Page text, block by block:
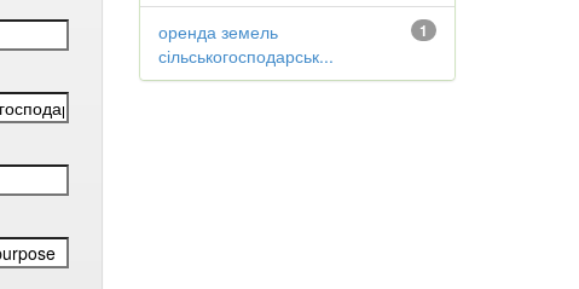
1
оренда земель
сільськогосподарськ...